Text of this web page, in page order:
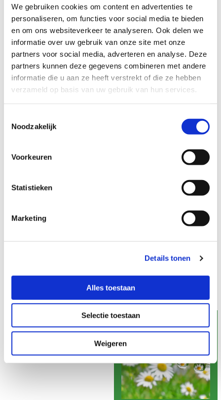
We gebruiken cookies om content en advertenties te
personaliseren, om functies voor social media te bieden
en om ons websiteverkeer te analyseren. Ook delen we
informatie over uw gebruik van onze site met onze
partners voor social media, adverteren en analyse. Deze
partners kunnen deze gegevens combineren met andere
informatie die u aan ze heeft verstrekt of die ze hebben
verzameld op basis van uw gebruik van hun services.
Noodzakelijk
Voorkeuren
Statistieken
Marketing
Details tonen
Alles toestaan
Selectie toestaan
Weigeren
Groepsbijeenkomsten
± € 25 / € 20
Betaling
Betaling geschiedt contant of door middel van een
betaalverzoek via Whattsapp.
Stukje nazorg
Na een individuele sessie, workshop of cursus kunnen
ondersteuning gegeven door het beantwoorden van
enkele korte vragen via e-mail, app of sms.
voorgesteld om een afspraak te maken, op basis van
vrije betaling, voor een sessie via telefoon, zoom of in
met me op te nemen via telnr 06 38004680 of mail
info@bijchristi.nl